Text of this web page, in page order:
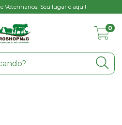
Veterinarios. Seu lugar é aqui!
0